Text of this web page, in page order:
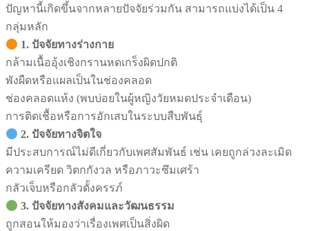
ปัญหานี้เกิดขึ้นจากหลายปัจจัยร่วมกัน สามารถแบ่งได้เป็น 4
กลุ่มหลัก
1. ปัจจัยทางร่างกาย
กล้ามเนื้ออุ้งเชิงกรานหดเกร็งผิดปกติ
พังผืดหรือแผลเป็นในช่องคลอด
ช่องคลอดแห้ง (พบบ่อยในผู้หญิงวัยหมดประจำเดือน)
การติดเชื้อหรือการอักเสบในระบบสืบพันธุ์
2. ปัจจัยทางจิตใจ
มีประสบการณ์ไม่ดีเกี่ยวกับเพศสัมพันธ์ เช่น เคยถูกล่วงละเมิด
ความเครียด วิตกกังวล หรือภาวะซึมเศร้า
กลัวเจ็บหรือกลัวตั้งครรภ์
3. ปัจจัยทางสังคมและวัฒนธรรม
ถูกสอนให้มองว่าเรื่องเพศเป็นสิ่งผิด